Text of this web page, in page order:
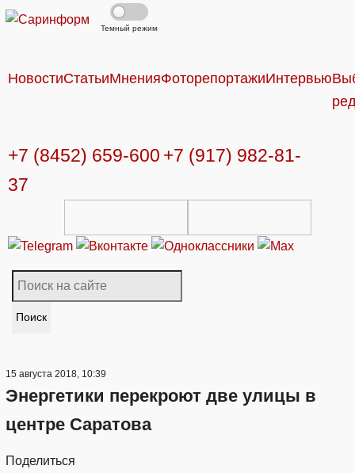
Темный режим
НовостиСтатьиМненияФоторепортажиИнтервью
+7 (8452) 659-600 +7 (917) 982-81-
37
Поиск
15 августа 2018, 10:39
Энергетики перекроют две улицы в
центре Саратова
Поделиться